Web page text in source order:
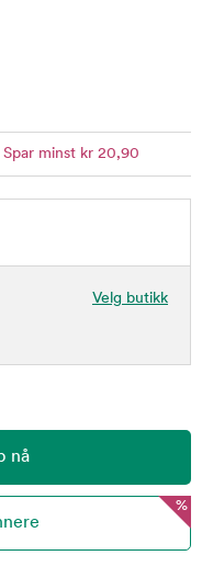
Spar minst kr 20,90
Velg butikk
%